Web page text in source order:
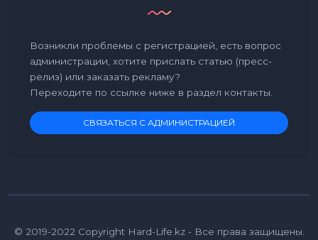
Возникли проблемы с регистрацией, есть вопрос
администрации, хотите прислать статью (пресс-
релиз) или заказать рекламу?
Переходите по ссылке ниже в раздел контакты.
СВЯЗАТЬСЯ С АДМИНИСТРАЦИЕЙ
© 2019-2022 Copyright Hard-Life.kz - Все права защищены.